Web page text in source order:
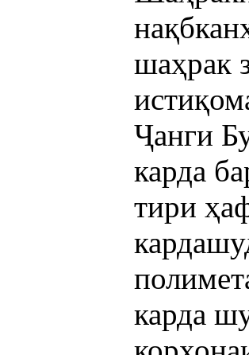
шаҳрак
Ҷанги
карда
тири
карда